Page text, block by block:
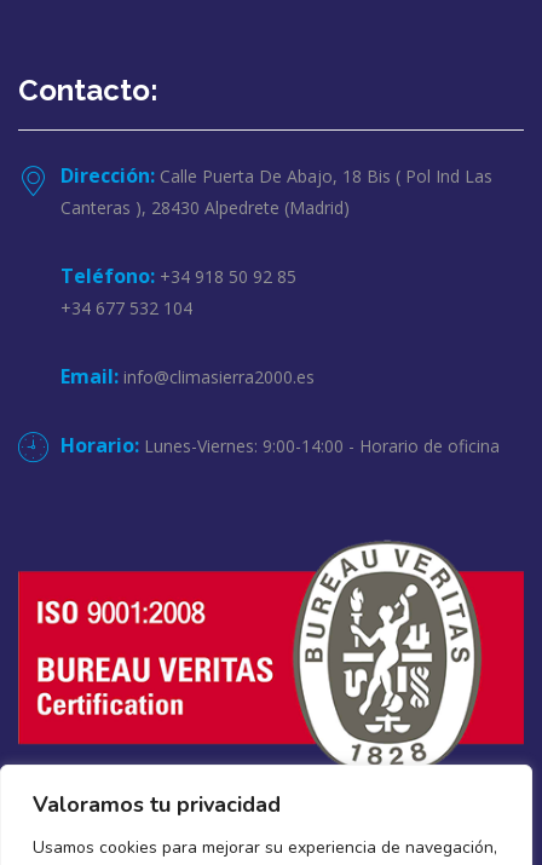
Valoramos tu privacidad
Usamos cookies para mejorar su experiencia de navegación,
Contacto:
Dirección: Calle Puerta De Abajo, 18 Bis ( Pol Ind Las
Canteras ), 28430 Alpedrete (Madrid)
Teléfono: +34 918 50 92 85
+34 677 532 104
Email: info@climasierra2000.es
Horario: Lunes-Viernes: 9:00-14:00 - Horario de oficina